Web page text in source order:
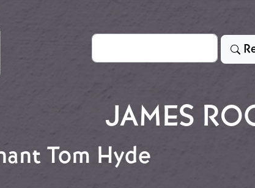
Rechercher
JAMES
Tom Hyde